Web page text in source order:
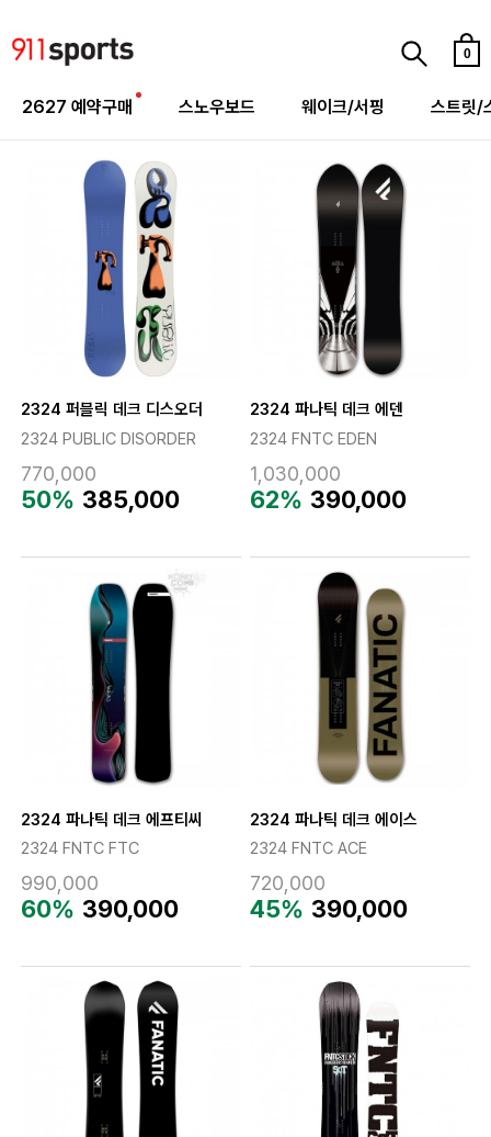
0
2627 예약구매 스노우보드 웨이크/서핑 스트릿/
2324 퍼블릭 데크 디스오더
2324 PUBLIC DISORDER
770,000
50% 385,000
2324 파나틱 데크 에덴
2324 FNTC EDEN
1,030,000
62% 390,000
2324 파나틱 데크 에프티씨
2324 FNTC FTC
990,000
60% 390,000
2324 파나틱 데크 에이스
2324 FNTC ACE
720,000
45% 390,000